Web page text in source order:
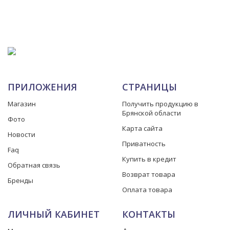
ПРИЛОЖЕНИЯ
Магазин
Фото
Новости
Faq
Обратная связь
Бренды
СТРАНИЦЫ
Получить продукцию в
Брянской области
Карта сайта
Приватность
Купить в кредит
Возврат товара
Оплата товара
ЛИЧНЫЙ КАБИНЕТ КОНТАКТЫ